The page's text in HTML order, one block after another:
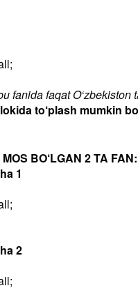
fanida faqat O‘zbekiston
to‘plash mumkin
BO‘LGAN 2 TA FAN:
1
2